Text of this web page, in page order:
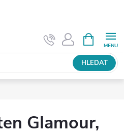
HLEDAT
NÁKUPNÍ
KOŠÍK
Glamour,